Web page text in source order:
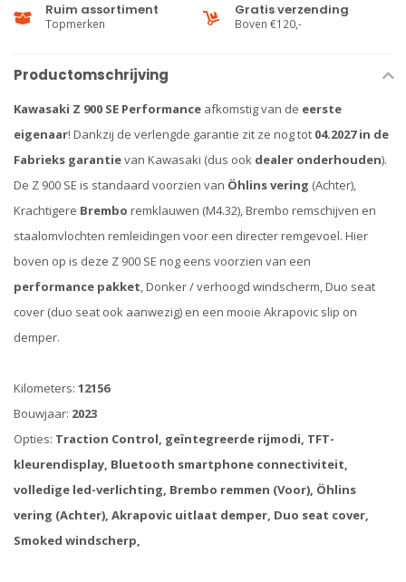
Ruim assortiment
Topmerken
Gratis verzending
Boven €120,-
Productomschrijving
Kawasaki Z 900 SE Performance afkomstig van de eerste
eigenaar! Dankzij de verlengde garantie zit ze nog tot 04.2027 in de
Fabrieks garantievan Kawasaki (dus ook dealer onderhouden).
De Z 900 SE is standaard voorzien van Öhlins vering (Achter),
Krachtigere Brembo remklauwen (M4.32), Brembo remschijven en
staalomvlochten remleidingen voor een directer remgevoel. Hier
boven op is deze Z 900 SE nog eens voorzien van een
performance pakket, Donker / verhoogd windscherm, Duo seat
cover (duo seat ook aanwezig) en een mooie Akrapovic slip on
demper.
Kilometers: 12156
Bouwjaar: 2023
Opties: Traction Control, geïntegreerde rijmodi, TFT-
kleurendisplay, Bluetooth smartphone connectiviteit,
volledige led-verlichting, Brembo remmen (Voor), Öhlins
vering (Achter), Akrapovic uitlaat demper, Duo seat cover,
Smoked windscherp,